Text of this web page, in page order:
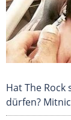
Hat The
dürfen?